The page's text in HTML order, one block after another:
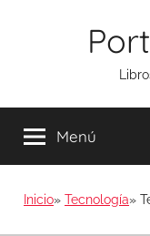
Menú
Inicio Tecnología